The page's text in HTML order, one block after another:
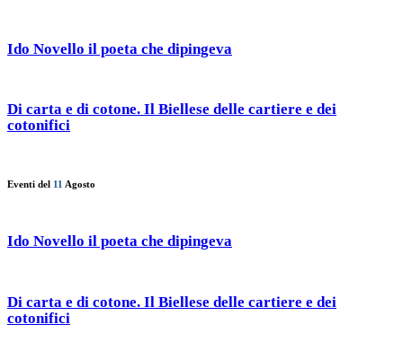
Ido Novello il poeta che dipingeva
Di carta e di cotone. Il Biellese delle cartiere e dei
cotonifici
Eventi del 11 Agosto
Ido Novello il poeta che dipingeva
Di carta e di cotone. Il Biellese delle cartiere e dei
cotonifici